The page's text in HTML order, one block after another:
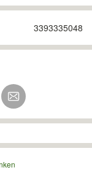
3393335048